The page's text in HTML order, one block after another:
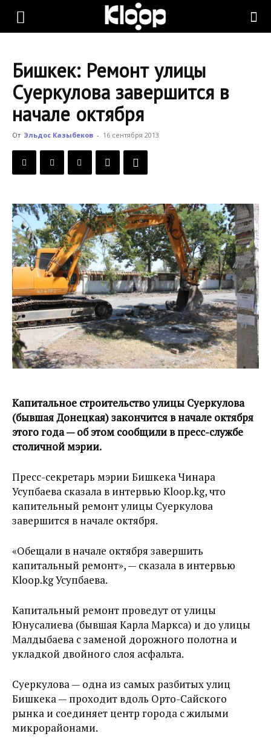
KLOOP.KG
Новости
Кыргызстана
Бишкек: Ремонт улицы
Суеркулова завершится в
начале октября
От Эльдос Казыбеков - 16 сентября 2013
Капитальное строительство улицы Суеркулова
(бывшая Донецкая) закончится в начале октября
этого года — об этом сообщили в пресс-службе
столичной мэрии.
Пресс-секретарь мэрии Бишкека Чинара
Усупбаева сказала в интервью Kloop.kg, что
капительный ремонт улицы Суеркулова
завершится в начале октября.
«Обещали в начале октября завершить
капитальный ремонт», — сказала в интервью
Kloop.kg Усупбаева.
Капитальный ремонт проведут от улицы
Юнусалиева (бывшая Карла Маркса) и до улицы
Малдыбаева с заменой дорожного полотна и
укладкой двойного слоя асфальта.
Суеркулова — одна из самых разбитых улиц
Бишкека — проходит вдоль Орто-Сайского
рынка и соединяет центр города с жилыми
микрорайонами.